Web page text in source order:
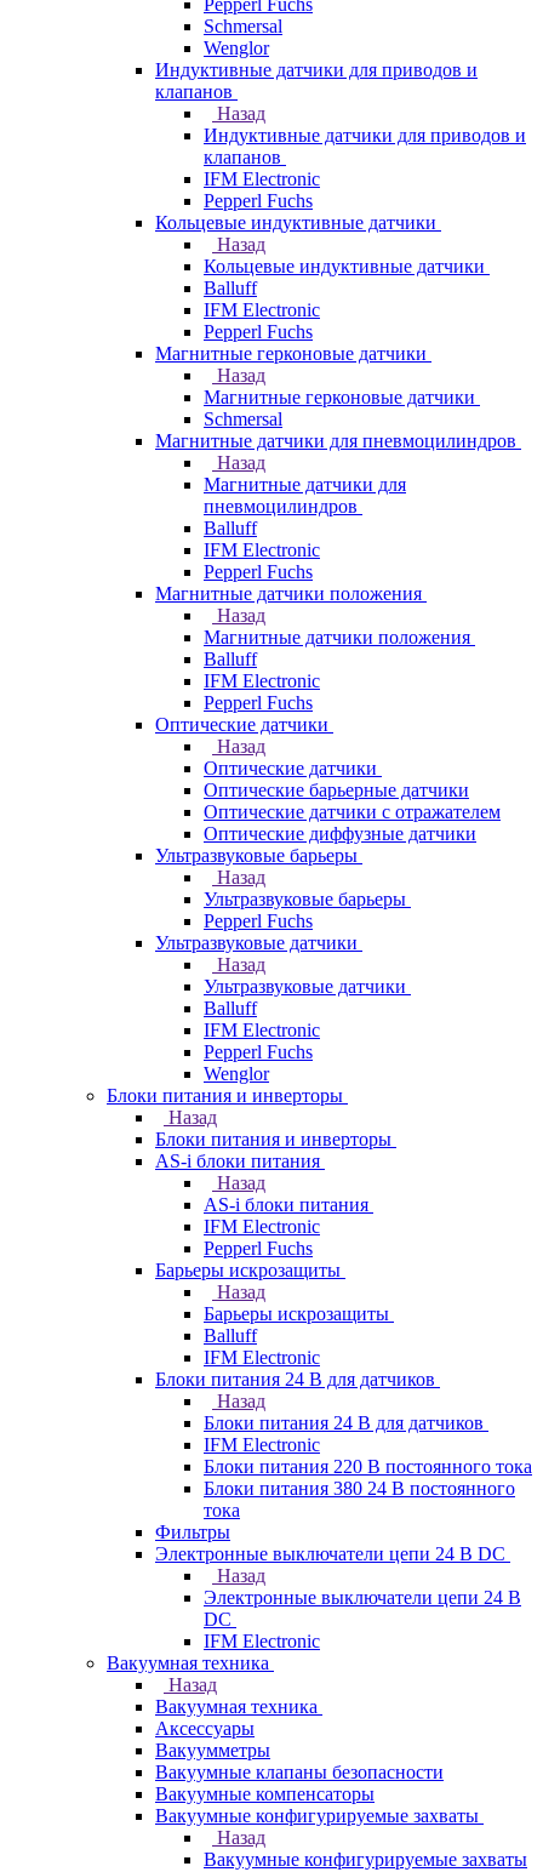
Pepperl Fuchs
Schmersal
Wenglor
Индуктивные датчики для приводов и
клапанов
Назад
Индуктивные датчики для приводов и
клапанов
IFM Electronic
Pepperl Fuchs
Кольцевые индуктивные датчики
Назад
Кольцевые индуктивные датчики
Balluff
IFM Electronic
Pepperl Fuchs
Магнитные герконовые датчики
Назад
Магнитные герконовые датчики
Schmersal
Магнитные датчики для пневмоцилиндров
Назад
Магнитные датчики для
пневмоцилиндров
Balluff
IFM Electronic
Pepperl Fuchs
Магнитные датчики положения
Назад
Магнитные датчики положения
Balluff
IFM Electronic
Pepperl Fuchs
Оптические датчики
Назад
Оптические датчики
Оптические барьерные датчики
Оптические датчики с отражателем
Оптические диффузные датчики
Ультразвуковые барьеры
Назад
Ультразвуковые барьеры
Pepperl Fuchs
Ультразвуковые датчики
Назад
Ультразвуковые датчики
Balluff
IFM Electronic
Pepperl Fuchs
Wenglor
Блоки питания и инверторы
Назад
Блоки питания и инверторы
AS-i блоки питания
Назад
AS-i блоки питания
IFM Electronic
Pepperl Fuchs
Барьеры искрозащиты
Назад
Барьеры искрозащиты
Balluff
IFM Electronic
Блоки питания 24 В для датчиков
Назад
Блоки питания 24 В для датчиков
IFM Electronic
Блоки питания 220 В постоянного тока
Блоки питания 380 24 В постоянного
тока
Фильтры
Электронные выключатели цепи 24 В DC
Назад
Электронные выключатели цепи 24 В
DC
IFM Electronic
Вакуумная техника
Назад
Вакуумная техника
Аксессуары
Вакуумметры
Вакуумные клапаны безопасности
Вакуумные компенсаторы
Вакуумные конфигурируемые захваты
Назад
Вакуумные конфигурируемые захваты